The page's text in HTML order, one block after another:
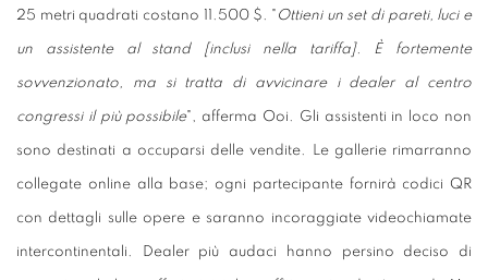
25 metri quadrati costano 11.500 $. " Ottieni un set di pareti, luci e
un assistente al stand [inclusi nella tariffa]. È fortemente
sovvenzionato, ma si tratta di avvicinare i dealer al centro
congressi il più possibile", afferma Ooi. Gli assistenti in loco non
sono destinati a occuparsi delle vendite. Le gallerie rimarranno
collegate online alla base; ogni partecipante fornirà codici QR
con dettagli sulle opere e saranno incoraggiate videochiamate
intercontinentali. Dealer più audaci hanno persino deciso di